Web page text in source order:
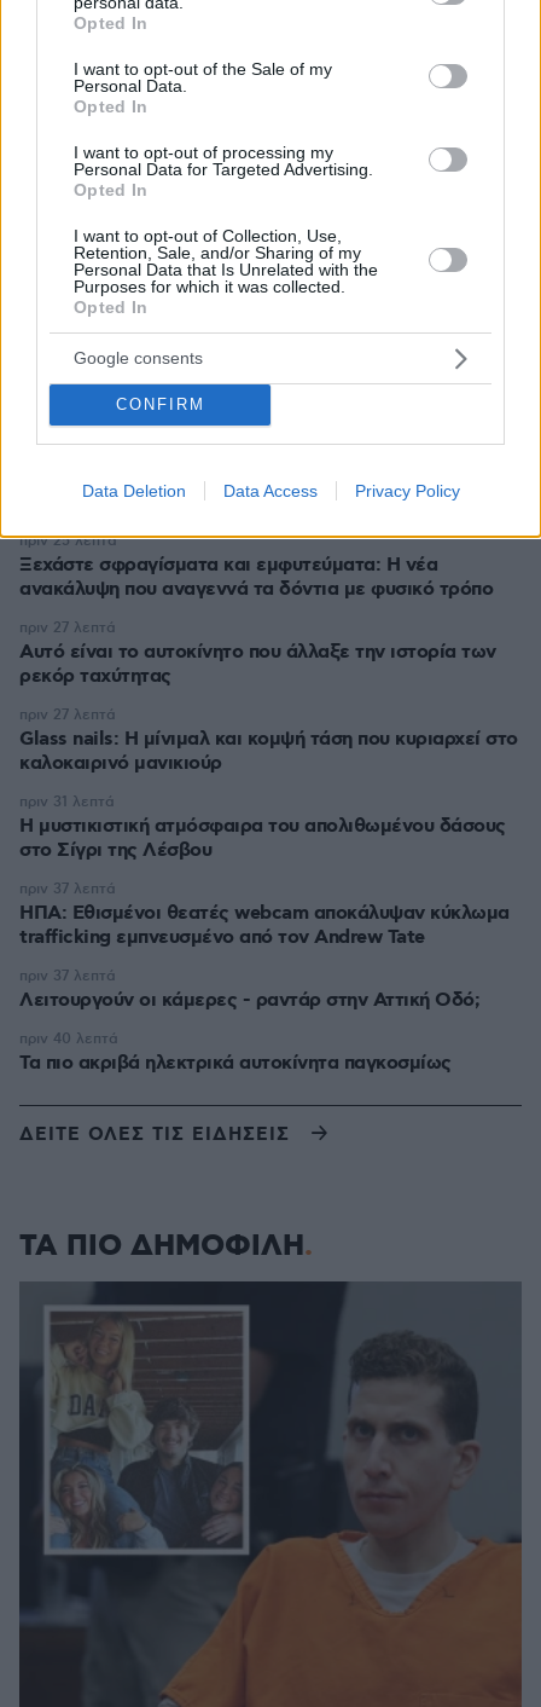
grant or deny consent to Google and its third-party tags to
use your data for below specified purposes in below Google
consent section.
Opted In
I want to opt-out of the Sale of my
Personal Data.
Opted In
I want to opt-out of processing my
Personal Data for Targeted Advertising.
Opted In
I want to opt-out of Collection, Use,
Retention, Sale, and/or Sharing of my
Personal Data that Is Unrelated with the
Purposes for which it was collected.
Opted In
Google consents
CONFIRM
Data Deletion Data Access Privacy Policy
* Υποχρεωτικά πεδία
ΡΟΗ ΕΙΔΗΣΕΩΝ
Ειδήσεις Δημοφιλή
Το φυτό που εισήλθε στην Ισπανία ως διακοσμητικό τη
δεκαετία του '50: Τώρα, «καταβροχθίζει» τους δρόμους
της χώρας
πριν 9 λεπτά
Το ελληνικό βιβλίο που προτείνει η Dua Lipa
πριν 11 λεπτά
Νεαρός Παλαιστίνιος κλείδωσε ανήλικη στο σπίτι του
στα Χανιά, την έσωσαν οι φωνές της
Ξεχάστε σφραγίσματα και εμφυτεύματα: Η νέα
ανακάλυψη που αναγεννά τα δόντια με φυσικό τρόπο
πριν 25 λεπτά
Αυτό είναι το αυτοκίνητο που άλλαξε την ιστορία των
ρεκόρ ταχύτητας
πριν 27 λεπτά
Glass nails: Η μίνιμαλ και κομψή τάση που κυριαρχεί στο
καλοκαιρινό μανικιούρ
πριν 27 λεπτά
Η μυστικιστική ατμόσφαιρα του απολιθωμένου δάσους
στο Σίγρι της Λέσβου
πριν 31 λεπτά
ΗΠΑ: Εθισμένοι θεατές webcam αποκάλυψαν κύκλωμα
trafficking εμπνευσμένο από τον Andrew Tate
πριν 37 λεπτά
Λειτουργούν οι κάμερες - ραντάρ στην Αττική Οδό;
πριν 37 λεπτά
Τα πιο ακριβά ηλεκτρικά αυτοκίνητα παγκοσμίως
πριν 40 λεπτά
ΔΕΙΤΕ ΟΛΕΣ ΤΙΣ ΕΙΔΗΣΕΙΣ
ΤΑ ΠΙΟ ΔΗΜΟΦΙΛΗ